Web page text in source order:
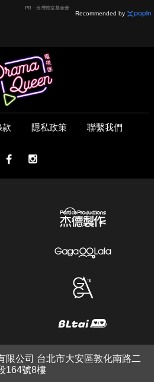
PR・台灣癌症基金會
Recommended by
款 隱私政策 聯繫我們
限公司 台北市大安區敦化南路二
164號8樓